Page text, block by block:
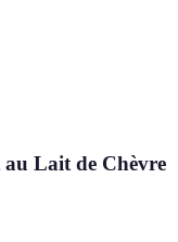
Lait de Chèvre